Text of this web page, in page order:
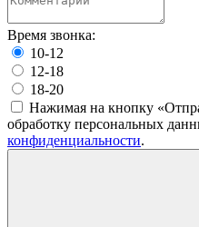
Время звонка:
10-12
12-18
18-20
Нажимая на кнопку
обработку персональных
конфиденциальности.